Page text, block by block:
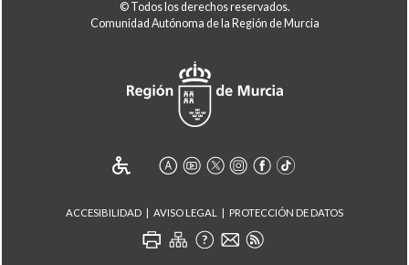
© Todos los derechos reservados.
Comunidad Autónoma de la Región de Murcia
ACCESIBILIDAD AVISO LEGAL PROTECCIÓN DE DATOS